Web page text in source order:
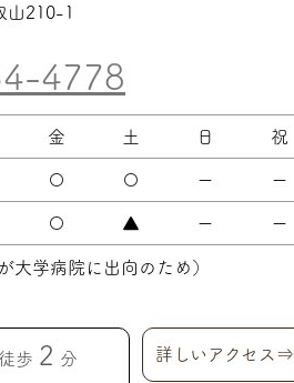
山210-1
4778
金 土 日 祝
〇 〇 ー ー
〇 ▲ ー ー
大学病院に出向のため）
歩 2 分 詳しいアクセス⇒